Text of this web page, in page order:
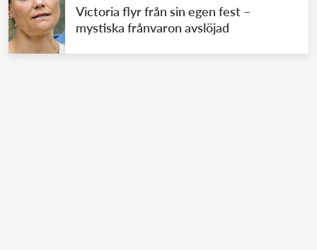
Victoria flyr från sin egen fest –
mystiska frånvaron avslöjad